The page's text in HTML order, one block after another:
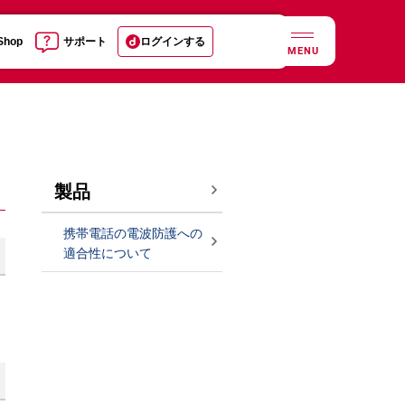
サポート ログインする
MENU
製品
携帯電話の電波防護への
適合性について